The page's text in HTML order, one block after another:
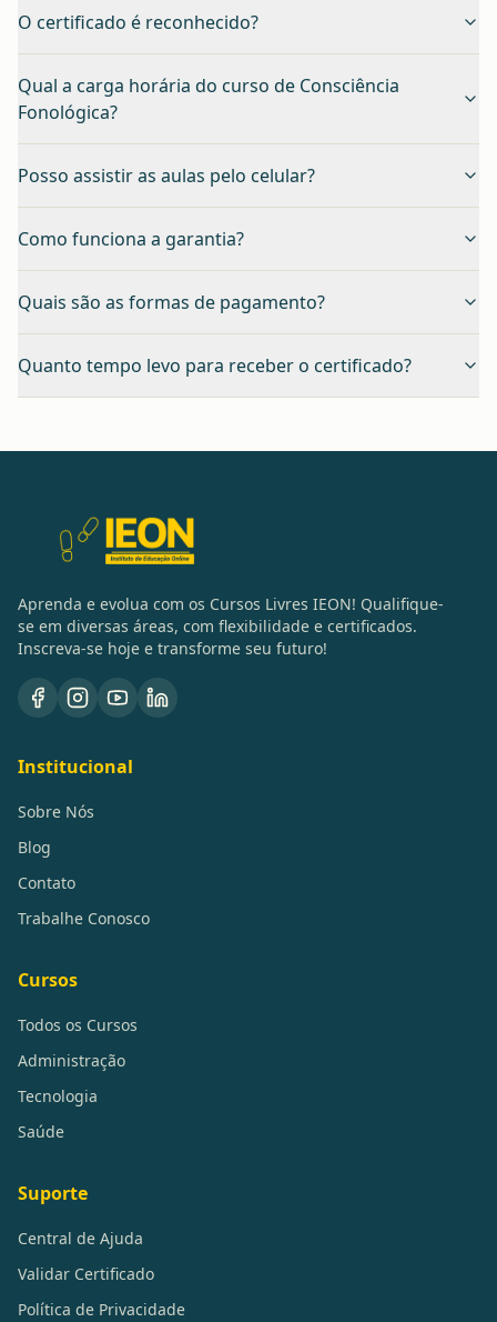
O certificado é reconhecido?
Qual a carga horária do curso de Consciência
Fonológica?
Posso assistir as aulas pelo celular?
Como funciona a garantia?
Quais são as formas de pagamento?
Quanto tempo levo para receber o certificado?
Aprenda e evolua com os Cursos Livres IEON! Qualifique-
se em diversas áreas, com flexibilidade e certificados.
Inscreva-se hoje e transforme seu futuro!
Institucional
Sobre Nós
Blog
Contato
Trabalhe Conosco
Cursos
Todos os Cursos
Administração
Tecnologia
Saúde
Suporte
Central de Ajuda
Validar Certificado
Política de Privacidade